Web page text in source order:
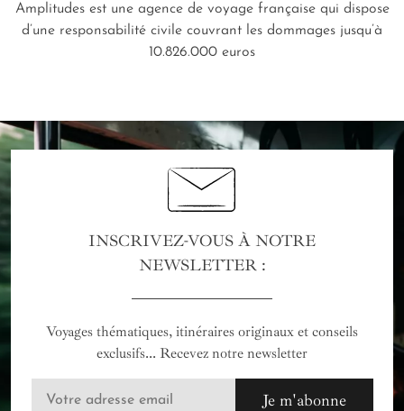
Amplitudes est une agence de voyage française qui dispose
d’une responsabilité civile couvrant les dommages jusqu’à
10.826.000 euros
INSCRIVEZ-VOUS À NOTRE
NEWSLETTER :
Voyages thématiques, itinéraires originaux et conseils
exclusifs... Recevez notre newsletter
Je m'abonne